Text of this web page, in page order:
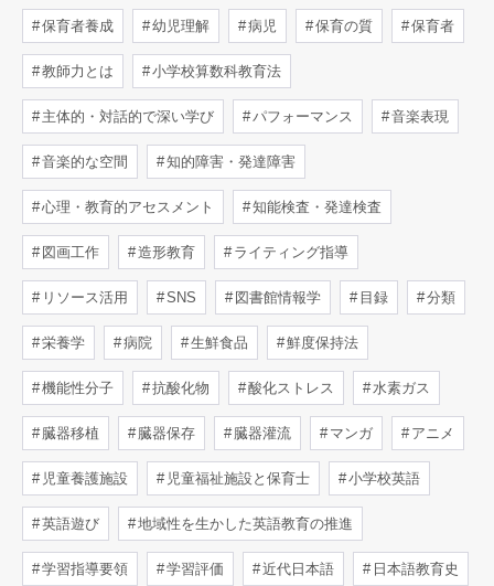
保育者養成 幼児理解 病児 保育の質 保育者
教師力とは 小学校算数科教育法
主体的・対話的で深い学び パフォーマンス 音楽表現
音楽的な空間 知的障害・発達障害
心理・教育的アセスメント 知能検査・発達検査
図画工作 造形教育 ライティング指導
リソース活用 SNS 図書館情報学 目録 分類
栄養学 病院 生鮮食品 鮮度保持法
機能性分子 抗酸化物 酸化ストレス 水素ガス
臓器移植 臓器保存 臓器灌流 マンガ アニメ
児童養護施設 児童福祉施設と保育士 小学校英語
英語遊び 地域性を生かした英語教育の推進
学習指導要領 学習評価 近代日本語 日本語教育史